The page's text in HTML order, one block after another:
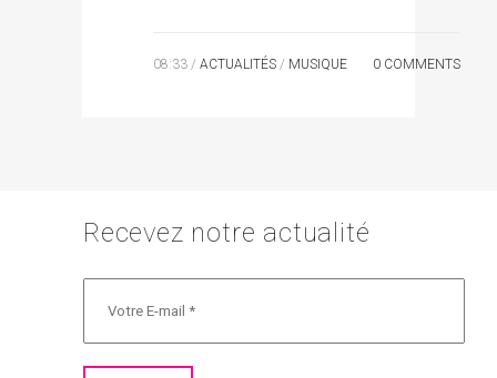
08:33 / ACTUALITÉS / MUSIQUE 0 COMMENTS
Recevez notre actualité